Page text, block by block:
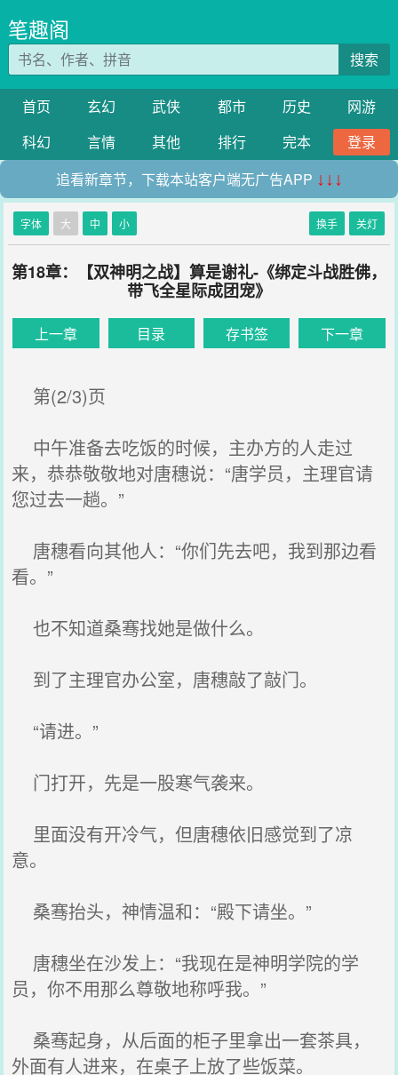
笔趣阁
搜索
首页 玄幻 武侠 都市 历史
网游
科幻
言情 其他 排行 完本
登录
追看新章节，下载本站客户端无广告APP ↓↓↓
字体 大 中 小 换手 关灯
第18章：【双神明之战】算是谢礼-《绑定斗战胜佛，
带飞全星际成团宠》
上一章 目录 存书签 下一章
第(2/3)页
中午准备去吃饭的时候，主办方的人走过
来，恭恭敬敬地对唐穗说：“唐学员，主理官请
您过去一趟。”
唐穗看向其他人：“你们先去吧，我到那边看
看。”
也不知道桑骞找她是做什么。
到了主理官办公室，唐穗敲了敲门。
“请进。”
门打开，先是一股寒气袭来。
里面没有开冷气，但唐穗依旧感觉到了凉
意。
桑骞抬头，神情温和：“殿下请坐。”
唐穗坐在沙发上：“我现在是神明学院的学
员，你不用那么尊敬地称呼我。”
桑骞起身，从后面的柜子里拿出一套茶具，
外面有人进来，在桌子上放了些饭菜。